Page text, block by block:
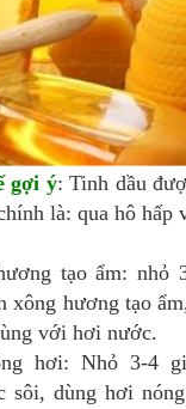
gợi ý: Tinh dầu
là: qua hô hấp
tạo ẩm: nhỏ
xông hương tạo
với hơi nước.
hơi: Nhỏ 3-4
sôi, dùng hơi